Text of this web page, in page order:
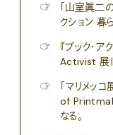
☞
「山室眞二
クション 暮
☞
『ブック・
Activist 展
☞
「マリメ
of
なる。